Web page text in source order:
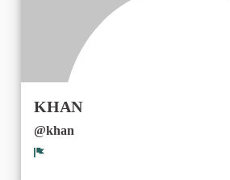
KHAN
@khan